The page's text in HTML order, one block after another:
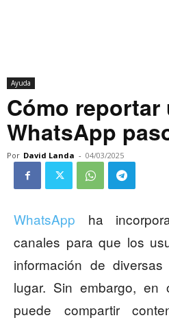
Ayuda
Cómo reportar
WhatsApp
Por David Landa - 04/03/2025
WhatsApp ha
canales para que los
información de
lugar. Sin embargo, en
puede compartir